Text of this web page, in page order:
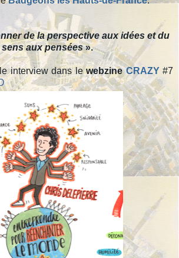
de la perspective aux idées et du
sens aux pensées».
interview dans lewebzineCRAZY#7